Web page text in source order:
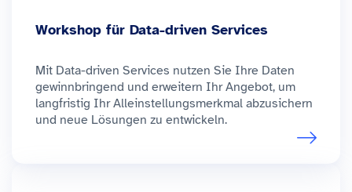
Workshop für Data-driven Services
Mit Data-driven Services nutzen Sie Ihre Daten
gewinnbringend und erweitern Ihr Angebot, um
langfristig Ihr Alleinstellungsmerkmal abzusichern
und neue Lösungen zu entwickeln.